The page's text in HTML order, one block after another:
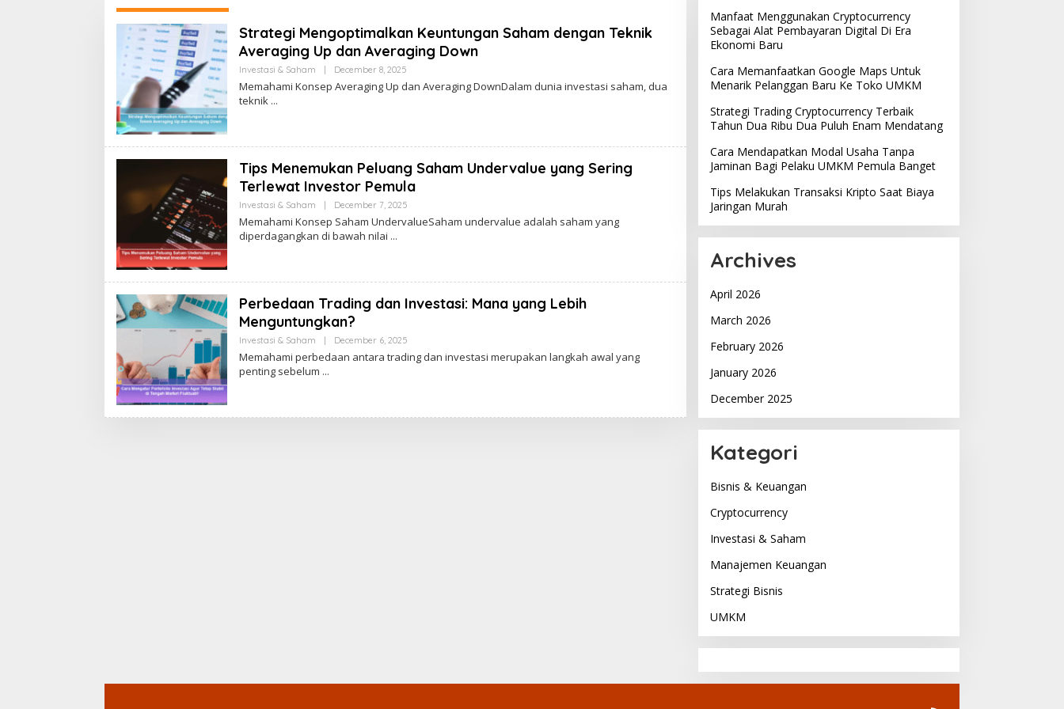
Strategi Mengoptimalkan Keuntungan Saham dengan Teknik
Averaging Up dan Averaging Down
Investasi & Saham December 8, 2025
Memahami Konsep Averaging Up dan Averaging DownDalam dunia investasi saham, dua
teknik
Tips Menemukan Peluang Saham Undervalue yang Sering
Terlewat Investor Pemula
Investasi & Saham December 7, 2025
Memahami Konsep Saham UndervalueSaham undervalue adalah saham yang
diperdagangkan di bawah nilai
Perbedaan Trading dan Investasi: Mana yang Lebih
Menguntungkan?
Investasi & Saham December 6, 2025
Zahwa
Memahami perbedaan antara trading dan investasi merupakan langkah awal yang
penting sebelum
Manfaat Menggunakan Cryptocurrency
Sebagai Alat Pembayaran Digital Di Era
Ekonomi Baru
Cara Memanfaatkan Google Maps Untuk
Menarik Pelanggan Baru Ke Toko UMKM
Strategi Trading Cryptocurrency Terbaik
Tahun Dua Ribu Dua Puluh Enam Mendatang
Cara Mendapatkan Modal Usaha Tanpa
Jaminan Bagi Pelaku UMKM Pemula Banget
Tips Melakukan Transaksi Kripto Saat Biaya
Jaringan Murah
Archives
April 2026
March 2026
February 2026
January 2026
December 2025
Kategori
Bisnis & Keuangan
Cryptocurrency
Investasi & Saham
Manajemen Keuangan
Strategi Bisnis
UMKM